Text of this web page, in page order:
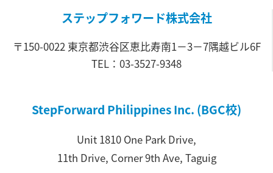
ステップフォワード株式会社
〒150-0022 東京都渋谷区恵比寿南1－3－7隅越ビル6F
TEL：03-3527-9348
StepForward Philippines Inc. (BGC校)
Unit 1810 One Park Drive,
11th Drive, Corner 9th Ave, Taguig